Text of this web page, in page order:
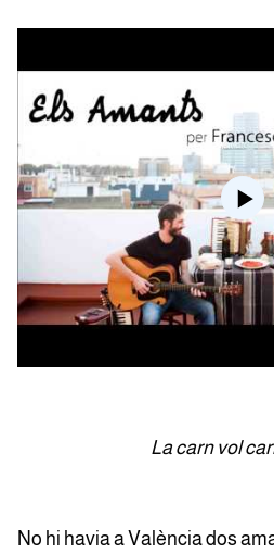
La carn vol carn
No hi havia a València dos